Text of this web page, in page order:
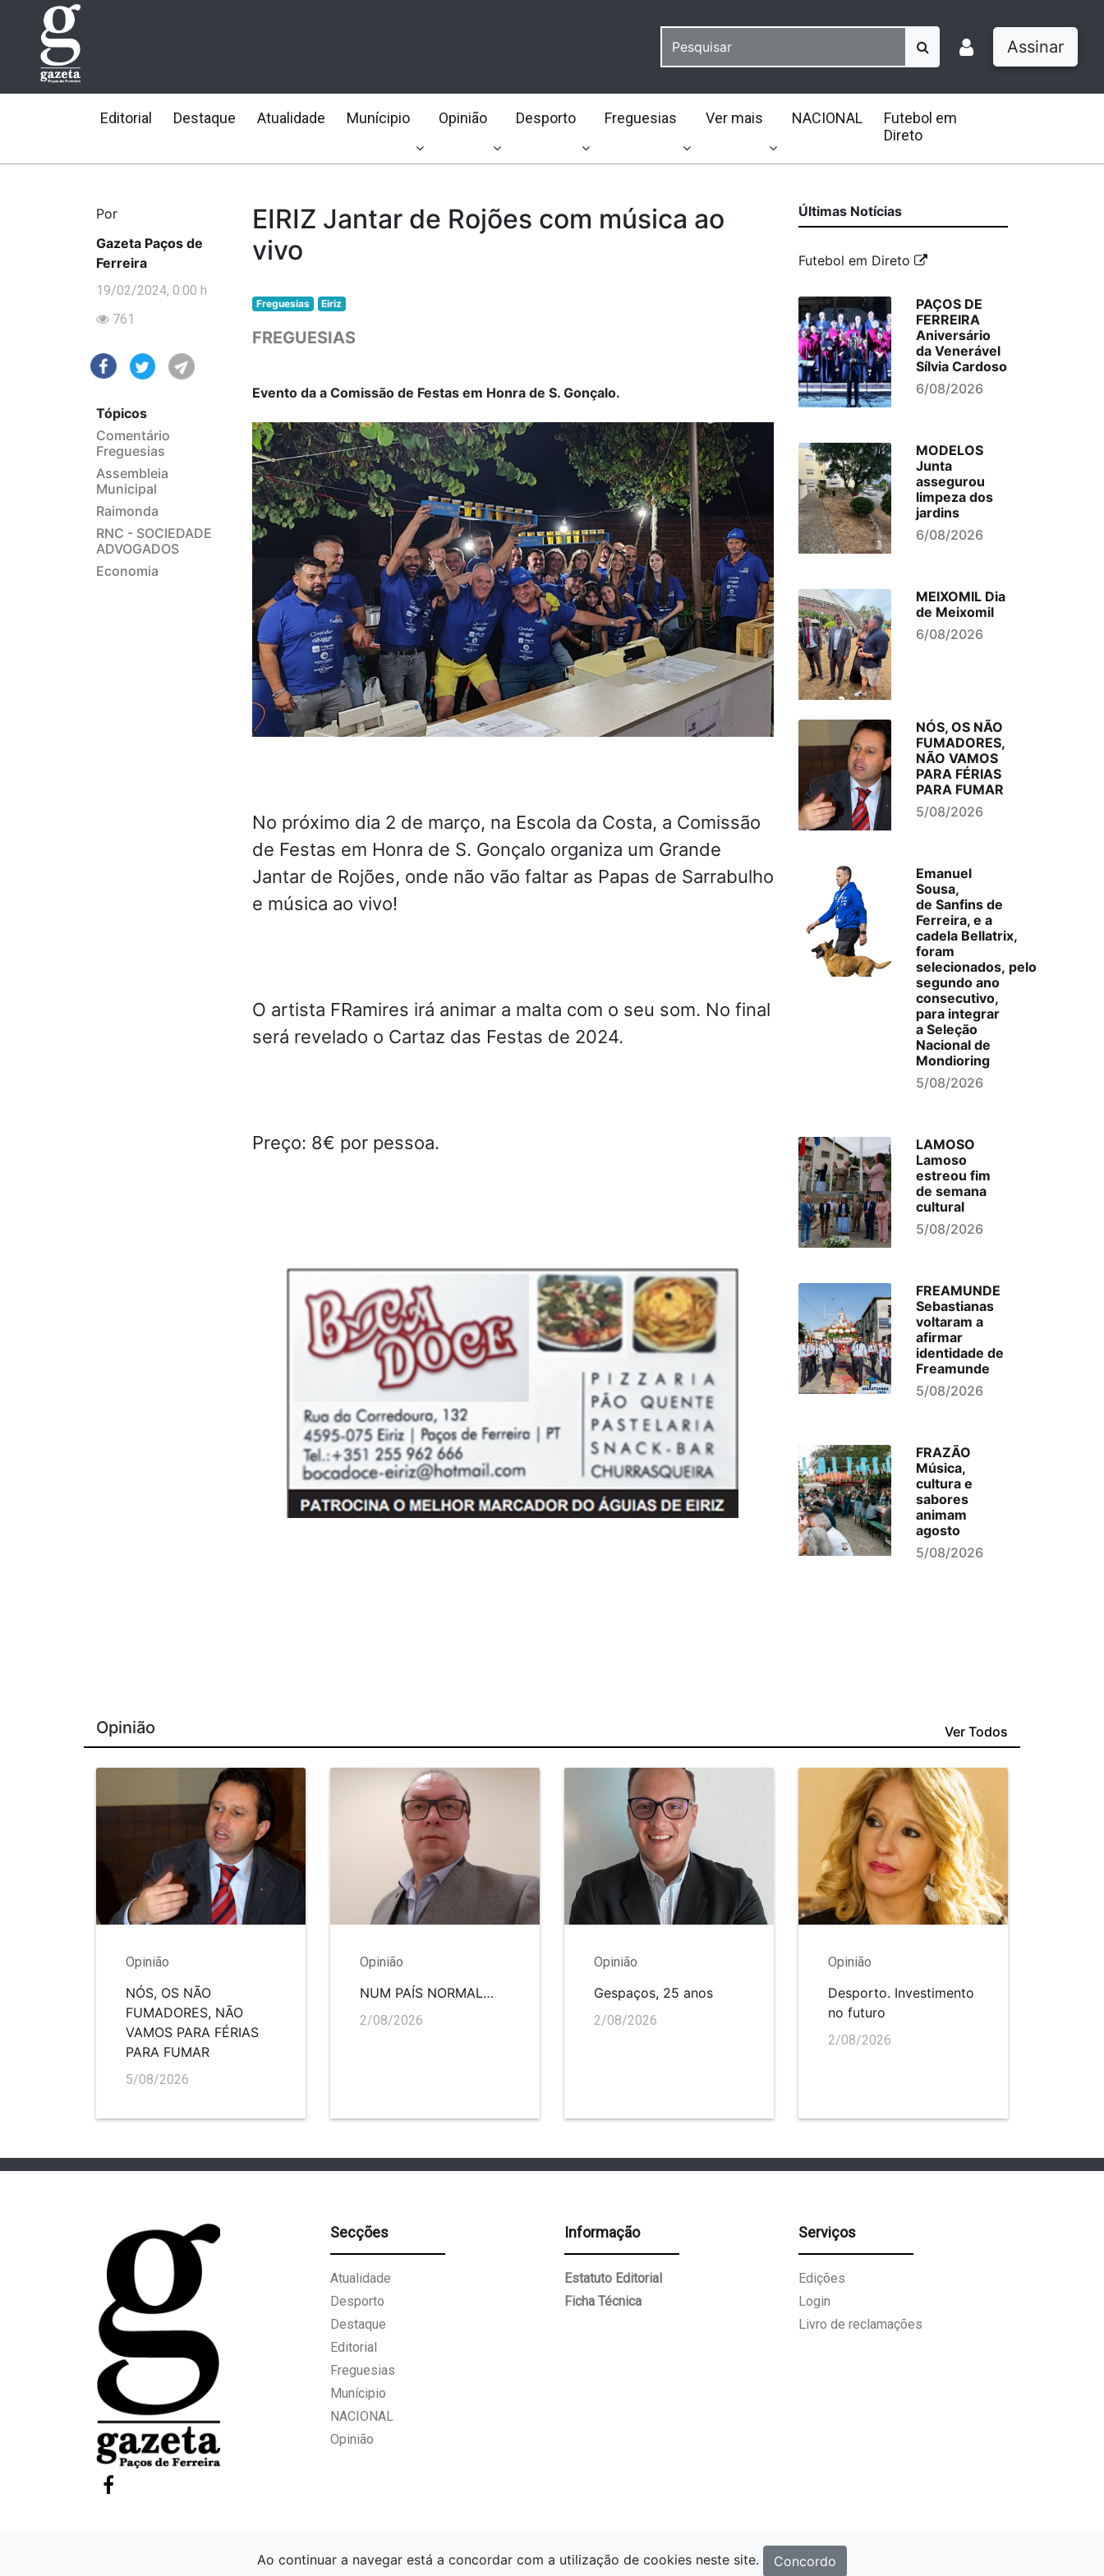
Assinar
Editorial Destaque Atualidade Munícipio Opinião Desporto Freguesias Ver mais NACIONAL
Futebol em
Direto
Por
Gazeta Paços de
Ferreira
19/02/2024, 0:00 h
761
Tópicos
Comentário
Freguesias
Assembleia
Municipal
Raimonda
RNC - SOCIEDADE
ADVOGADOS
Economia
EIRIZ Jantar de Rojões com música ao
vivo
Freguesias Eiriz
FREGUESIAS
Evento da a Comissão de Festas em Honra de S. Gonçalo.
No próximo dia 2 de março, na Escola da Costa, a Comissão
de Festas em Honra de S. Gonçalo organiza um Grande
Jantar de Rojões, onde não vão faltar as Papas de Sarrabulho
e música ao vivo!
O artista FRamires irá animar a malta com o seu som. No final
será revelado o Cartaz das Festas de 2024.
Preço: 8€ por pessoa.
Últimas Notícias
Futebol em Direto
PAÇOS DE
FERREIRA
Aniversário
da Venerável
Sílvia Cardoso
6/08/2026
MODELOS
Junta
assegurou
limpeza dos
jardins
6/08/2026
MEIXOMIL Dia
de Meixomil
6/08/2026
NÓS, OS NÃO
FUMADORES,
NÃO VAMOS
PARA FÉRIAS
PARA FUMAR
5/08/2026
Emanuel
Sousa,
de Sanfins de
Ferreira, e a
cadela Bellatrix,
foram
selecionados, pelo
segundo ano
consecutivo,
para integrar
a Seleção
Nacional de
Mondioring
5/08/2026
LAMOSO
Lamoso
estreou fim
de semana
cultural
5/08/2026
FREAMUNDE
Sebastianas
voltaram a
afirmar
identidade de
Freamunde
5/08/2026
FRAZÃO
Música,
cultura e
sabores
animam
agosto
5/08/2026
Opinião Ver Todos
Opinião
NÓS, OS NÃO
FUMADORES, NÃO
VAMOS PARA FÉRIAS
PARA FUMAR
5/08/2026
Opinião
NUM PAÍS NORMAL…
2/08/2026
Opinião
Gespaços, 25 anos
2/08/2026
Opinião
Desporto. Investimento
no futuro
2/08/2026
Secções
Atualidade
Desporto
Destaque
Editorial
Freguesias
Munícipio
NACIONAL
Opinião
Informação
Estatuto Editorial
Ficha Técnica
Serviços
Edições
Login
Livro de reclamações
Gazeta Paços de Ferreira.Todos os direitos reservados.
Ao continuar a navegar está a concordar com a utilização de cookies neste site. Concordo